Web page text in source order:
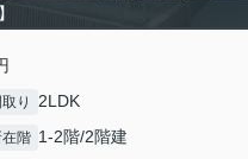
り 2LDK
在階 1-2階/2階建